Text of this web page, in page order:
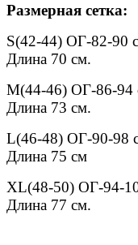
Размерная сетка:
S(42-44) ОГ-82-90
Длина 70 см.
M(44-46) ОГ-86-
Длина 73 см.
L(46-48) ОГ-90-98
Длина 75 см
XL(48-50) ОГ-94-
Длина 77 см.